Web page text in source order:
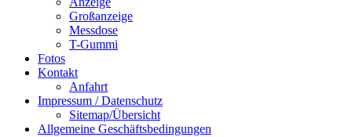
Großanzeige
Messdose
T-Gummi
Fotos
Kontakt
Anfahrt
Impressum / Datenschutz
Sitemap/Übersicht
Allgemeine Geschäftsbedingungen